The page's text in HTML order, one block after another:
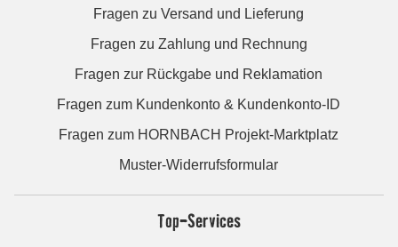
Fragen zu Versand und Lieferung
Fragen zu Zahlung und Rechnung
Fragen zur Rückgabe und Reklamation
Fragen zum Kundenkonto & Kundenkonto-ID
Fragen zum HORNBACH Projekt-Marktplatz
Muster-Widerrufsformular
Top-Services